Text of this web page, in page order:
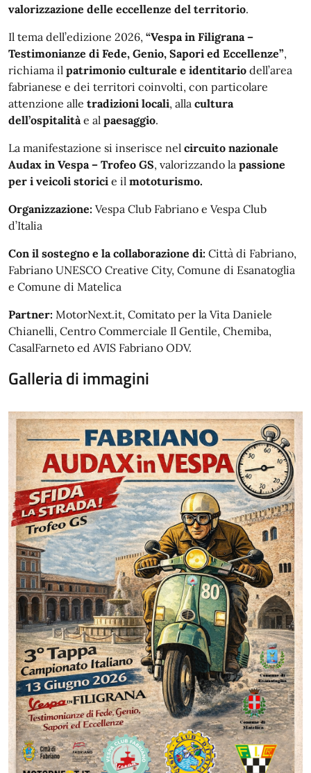
valorizzazione delle eccellenze del territorio.
Il tema dell’edizione 2026, “Vespa in Filigrana –
Testimonianze di Fede, Genio, Sapori ed Eccellenze”,
richiama il patrimonio culturale e identitario dell’area
fabrianese e dei territori coinvolti, con particolare
attenzione alle tradizioni locali, alla cultura
dell’ospitalitàe al paesaggio.
La manifestazione si inserisce nel circuito nazionale
Audax in Vespa – Trofeo GS, valorizzando la passione
per i veicoli storici e il mototurismo.
Organizzazione: Vespa Club Fabriano e Vespa Club
d’Italia
Con il sostegno e la collaborazione di: Città di Fabriano,
Fabriano UNESCO Creative City, Comune di Esanatoglia
e Comune di Matelica
Partner: MotorNext.it, Comitato per la Vita Daniele
Chianelli, Centro Commerciale Il Gentile, Chemiba,
CasalFarneto ed AVIS Fabriano ODV.
Galleria di immagini